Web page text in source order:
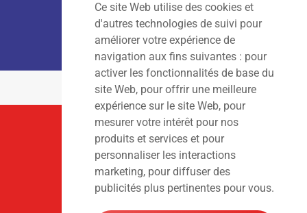
Ce site Web utilise des cookies et
d'autres technologies de suivi pour
améliorer votre expérience de
navigation aux fins suivantes : pour
activer les fonctionnalités de base du
site Web, pour offrir une meilleure
expérience sur le site Web, pour
mesurer votre intérêt pour nos
produits et services et pour
personnaliser les interactions
marketing, pour diffuser des
publicités plus pertinentes pour vous.
LOCATION :
Lun – Ven: 7h00 – 18h00
Sam – Dim
: Fermé
Suivez-Nous